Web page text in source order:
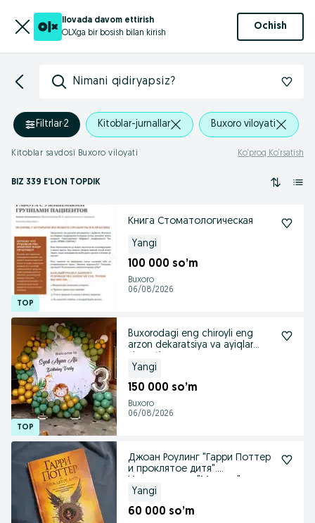
Ilovada davom ettirish
OLXga bir bosish bilan kirish
Ochish
Nimani qidiryapsiz?
Filtrlar·2 Kitoblar-jurnallar Buxoro viloyati
Kitoblar savdosi Buxoro viloyati Ko‘proq Ko‘rsatish
BIZ 339 E'LON TOPDIK
Книга Стоматологическая
Yangi
100 000 so’m
Buxoro
06/08/2026
Buxorodagi eng chiroyli eng
arzon dekaratsiya va ayiqlar
Yangi
150 000 so’m
Buxoro
06/08/2026
Джоан Роулинг "Гарри Поттер
и проклятое дитя".
Yangi
60 000 so’m